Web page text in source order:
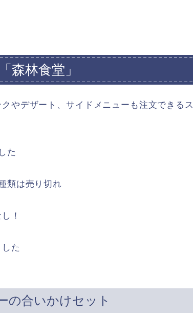
森林食堂」
やデザート、サイドメニューも注文できるス
た
類は売り切れ
！
た
の合いかけセット